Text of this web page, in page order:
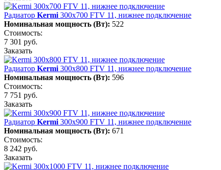
Радиатор Kermi 300х700 FTV 11, нижнее подключение
Номинальная мощность (Вт): 522
Стоимость:
7 301 руб.
Заказать
Радиатор Kermi 300х800 FTV 11, нижнее подключение
Номинальная мощность (Вт): 596
Стоимость:
7 751 руб.
Заказать
Радиатор Kermi 300х900 FTV 11, нижнее подключение
Номинальная мощность (Вт): 671
Стоимость:
8 242 руб.
Заказать